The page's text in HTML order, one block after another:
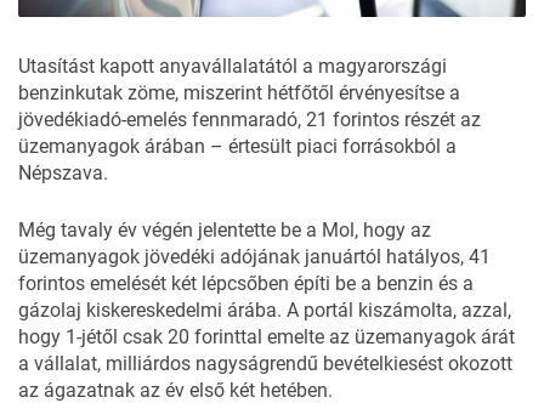
Utasítást kapott anyavállalatától a magyarországi
benzinkutak zöme, miszerint hétfőtől érvényesítse a
jövedékiadó-emelés fennmaradó, 21 forintos részét az
üzemanyagok árában – értesült piaci forrásokból a
Népszava.
Még tavaly év végén jelentette be a Mol, hogy az
üzemanyagok jövedéki adójának januártól hatályos, 41
forintos emelését két lépcsőben építi be a benzin és a
gázolaj kiskereskedelmi árába. A portál kiszámolta, azzal,
hogy 1-jétől csak 20 forinttal emelte az üzemanyagok árát
a vállalat, milliárdos nagyságrendű bevételkiesést okozott
az ágazatnak az év első két hetében.